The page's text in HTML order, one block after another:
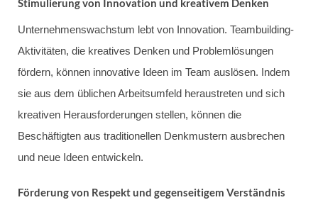
Stimulierung von Innovation und kreativem Denken
Unternehmenswachstum lebt von Innovation. Teambuilding-
Aktivitäten, die kreatives Denken und Problemlösungen
fördern, können innovative Ideen im Team auslösen. Indem
sie aus dem üblichen Arbeitsumfeld heraustreten und sich
kreativen Herausforderungen stellen, können die
Beschäftigten aus traditionellen Denkmustern ausbrechen
und neue Ideen entwickeln.
Förderung von Respekt und gegenseitigem Verständnis